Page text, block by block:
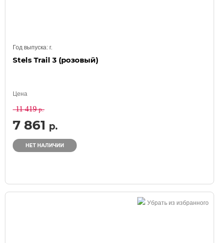
Год выпуска: г.
Stels Trail 3 (розовый)
Цена
11 419р.
7 861 р.
НЕТ НАЛИЧИИ
Убрать из избранного